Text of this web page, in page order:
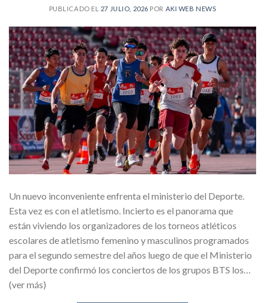
PUBLICADO EL 27 JULIO, 2026 POR AKI WEB NEWS
Un nuevo inconveniente enfrenta el ministerio del Deporte.
Esta vez es con el atletismo. Incierto es el panorama que
están viviendo los organizadores de los torneos atléticos
escolares de atletismo femenino y masculinos programados
para el segundo semestre del años luego de que el Ministerio
del Deporte confirmó los conciertos de los grupos BTS los…
(ver más)